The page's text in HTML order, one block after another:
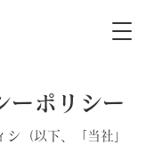
ーポリシー
（以下、「当社」